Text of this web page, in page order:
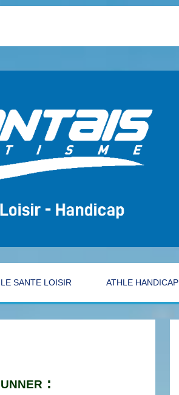
SANTE LOISIR ATHLE HANDICAP
: